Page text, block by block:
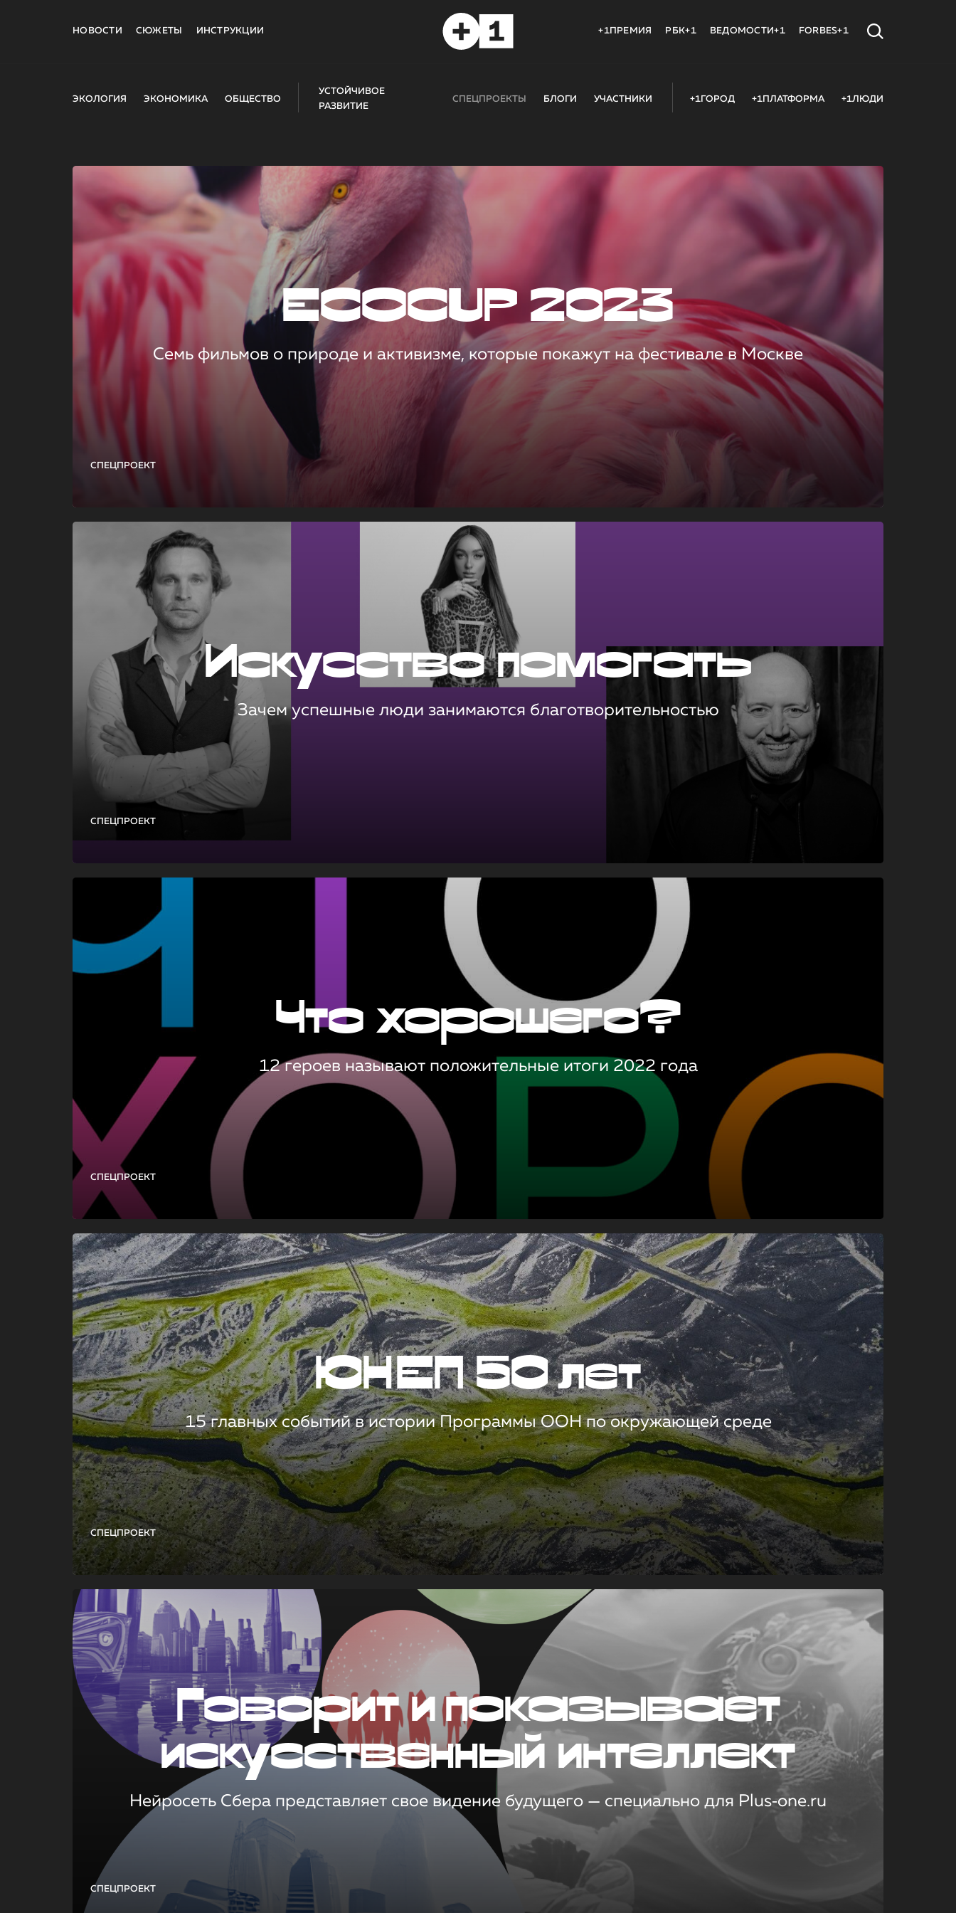
НОВОСТИ СЮЖЕТЫ ИНСТРУКЦИИ +1ПРЕМИЯ РБК+1 ВЕДОМОСТИ+1 FORBES+1
ЭКОЛОГИЯ ЭКОНОМИКА ОБЩЕСТВО
УСТОЙЧИВОЕ
РАЗВИТИЕ
СПЕЦПРОЕКТЫ БЛОГИ УЧАСТНИКИ +1ГОРОД +1ПЛАТФОРМА +1ЛЮДИ
СПЕЦПРОЕКТ
ECOCUP 2023
Семь фильмов о природе и активизме, которые покажут на фестивале в Москве
СПЕЦПРОЕКТ
Искусство помогать
Зачем успешные люди занимаются благотворительностью
СПЕЦПРОЕКТ
Что хорошего?
12 героев называют положительные итоги 2022 года
СПЕЦПРОЕКТ
ЮНЕП 50 лет
15 главных событий в истории Программы ООН по окружающей среде
СПЕЦПРОЕКТ
Говорит и показывает
искусственный интеллект
Нейросеть Сбера представляет свое видение будущего — специально для Plus‑one.ru